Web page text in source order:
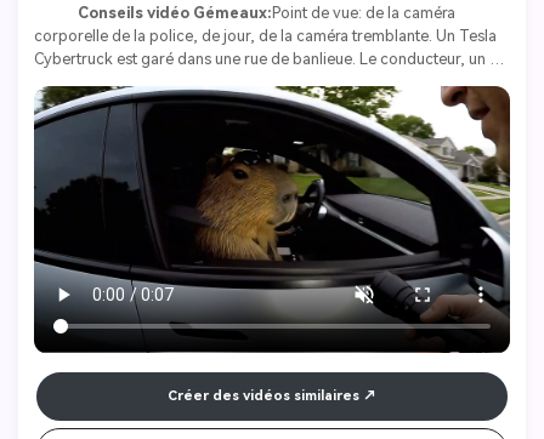
Conseils vidéo Gémeaux: Point de vue: de la caméra
corporelle de la police, de jour, de la caméra tremblante. Un Tesla
Cybertruck est garé dans une rue de banlieue. Le conducteur, un
tenant fermement le volant. Le policier s’approcha, sa lampe de
poche se reflétant sur la fenêtre de la voiture. Officier (fermement):
« Monsieur, saviez-vous que vous voyagez à 90 mph dans une
zone de 40 mph? » Capybara (gronnant, agacé): "Officier, j'ai autre
chose à faire." Soudain, la capybara a frappé l'accélérateur. Les
pneus grillèrent et le cybertruck s'éloigna à l'accélération.
Créer des vidéos similaires